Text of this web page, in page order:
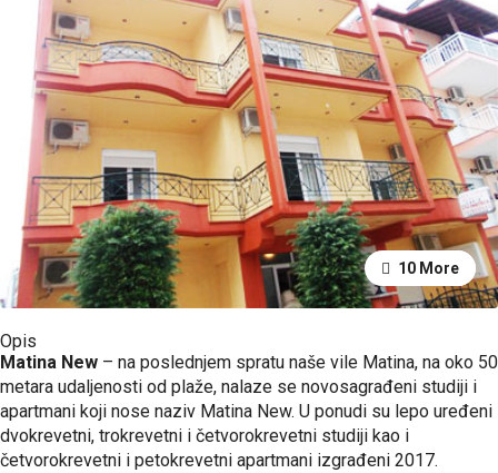
6 More
10 More
Opis
Matina New – na poslednjem spratu naše vile Matina, na oko 50
metara udaljenosti od plaže, nalaze se novosagrađeni studiji i
apartmani koji nose naziv Matina New. U ponudi su lepo uređeni
dvokrevetni, trokrevetni i četvorokrevetni studiji kao i
četvorokrevetni i petokrevetni apartmani izgrađeni 2017.